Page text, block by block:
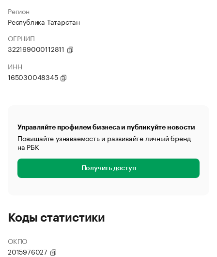
Регион
Республика Татарстан
ОГРНИП
322169000112811
ИНН
165030048345
Управляйте профилем бизнеса и публикуйте новости
Повышайте узнаваемость и развивайте личный бренд
на РБК
Получить доступ
Коды статистики
ОКПО
2015976027